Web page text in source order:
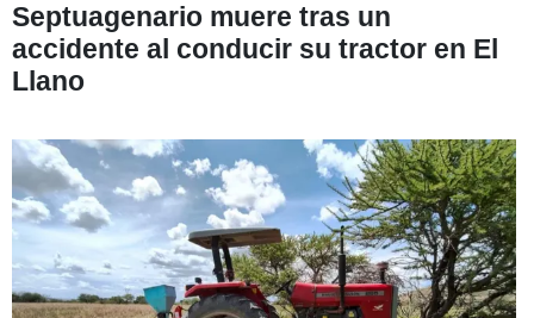
Septuagenario muere tras un
accidente al conducir su tractor en El
Llano